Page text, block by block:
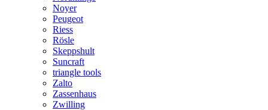
Noyer
Peugeot
Riess
Rösle
Skeppshult
Suncraft
triangle tools
Zalto
Zassenhaus
Zwilling